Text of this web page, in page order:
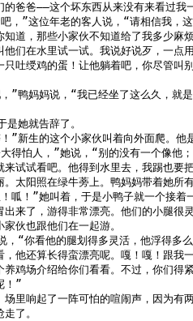
爸爸——这个坏东西从来没有来看过我
”这位年老的客人说，“请相信我，
道，那些小家伙不知道给了我多少麻
们在水里试一试。我说好说歹，一点
吐绶鸡的蛋！让他躺着吧，你尽管叫
鸭妈妈说，“我已经坐了这么久，就
她就告辞了。
新生的这个小家伙叫着向外面爬。他
得怕人，”她说，“别的没有一个像他
试试看吧。他得到水里去，我踢也要
太阳照在绿牛蒡上。鸭妈妈带着她所
呱！”她叫着，于是小鸭子就一个接着
来了，游得非常漂亮。他们的小腿很
伙也跟他们在一起游。
“你看他的腿划得多灵活，他浮得多
他还算长得蛮漂亮呢。嘎！嘎！跟我
鸡场介绍给你们看看。不过，你们得
！”
里响起了一阵可怕的喧闹声，因为有
了。